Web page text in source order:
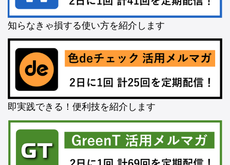
知らなきゃ損する使い方を紹介します
即実践できる！便利技を紹介します